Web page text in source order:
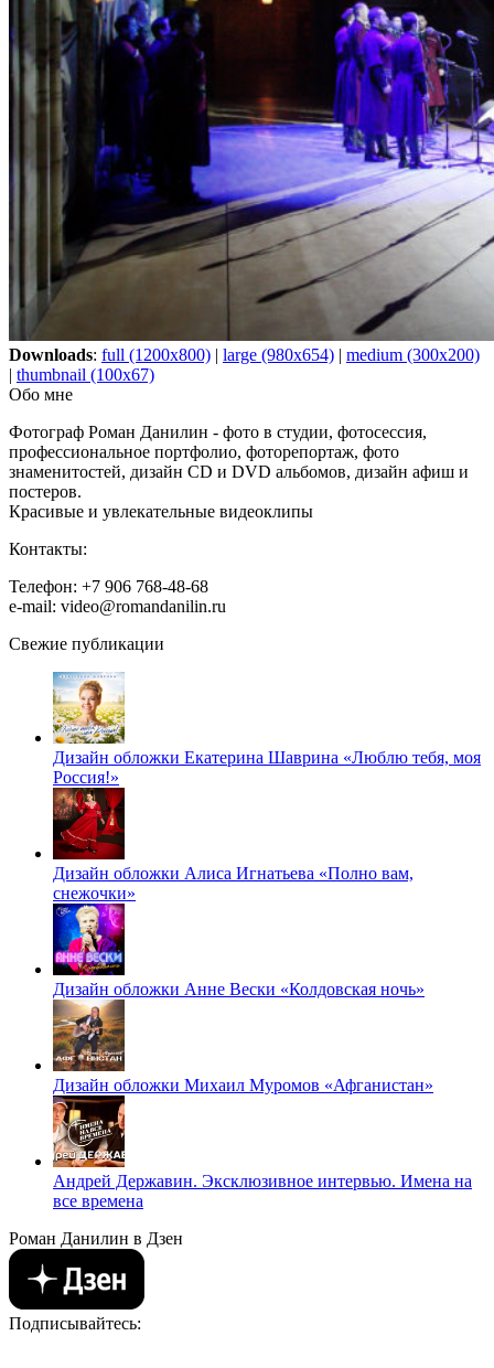
Downloads: full (1200x800) | large (980x654) | medium (300x200)
| thumbnail (100x67)
Обо мне
Фотограф Роман Данилин - фото в студии, фотосессия,
профессиональное портфолио, фоторепортаж, фото
знаменитостей, дизайн CD и DVD альбомов, дизайн афиш и
постеров.
Красивые и увлекательные видеоклипы
Контакты:
Телефон: +7 906 768-48-68
e-mail: video@romandanilin.ru
Свежие публикации
Дизайн обложки Екатерина Шаврина «Люблю тебя, моя
Россия!»
Дизайн обложки Алиса Игнатьева «Полно вам,
снежочки»
Дизайн обложки Анне Вески «Колдовская ночь»
Дизайн обложки Михаил Муромов «Афганистан»
Андрей Державин. Эксклюзивное интервью. Имена на
все времена
Роман Данилин в Дзен
Подписывайтесь: